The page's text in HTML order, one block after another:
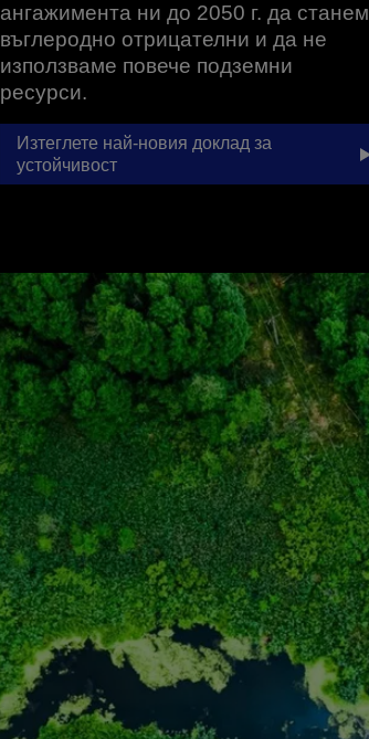
ангажимента ни до 2050 г. да станем
въглеродно отрицателни и да не
използваме повече подземни
ресурси.
Изтеглете най-новия доклад за
устойчивост